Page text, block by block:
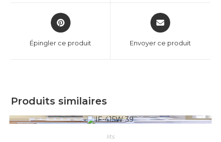
Épingler ce produit Envoyer ce produit
Produits similaires
lits